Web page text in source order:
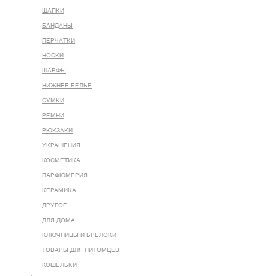
ШАПКИ
БАНДАНЫ
ПЕРЧАТКИ
НОСКИ
ШАРФЫ
НИЖНЕЕ БЕЛЬЕ
СУМКИ
РЕМНИ
РЮКЗАКИ
УКРАШЕНИЯ
КОСМЕТИКА
ПАРФЮМЕРИЯ
КЕРАМИКА
ДРУГОЕ
ДЛЯ ДОМА
КЛЮЧНИЦЫ И БРЕЛОКИ
ТОВАРЫ ДЛЯ ПИТОМЦЕВ
КОШЕЛЬКИ